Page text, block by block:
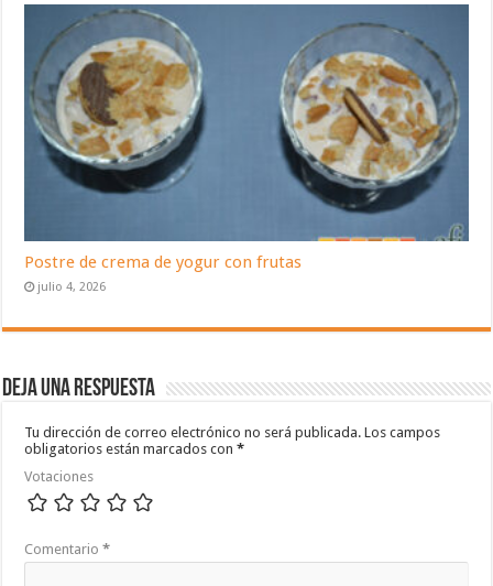
Postre de crema de yogur con frutas
julio 4, 2026
Deja una respuesta
Tu dirección de correo electrónico no será publicada. Los campos
obligatorios están marcados con*
Votaciones
Comentario*